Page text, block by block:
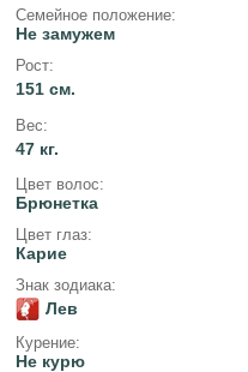
Семейное положение:
Не замужем
Рост:
151 см.
Вес:
47 кг.
Цвет волос:
Брюнетка
Цвет глаз:
Карие
Знак зодиака:
Лев
Курение:
Не курю